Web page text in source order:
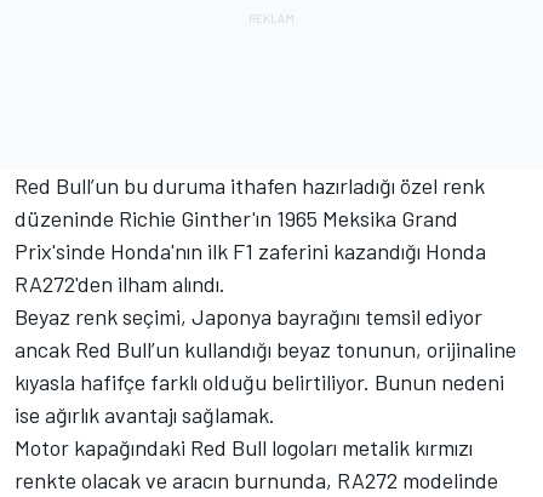
Red Bull’un bu duruma ithafen hazırladığı özel renk
düzeninde Richie Ginther'ın 1965 Meksika Grand
Prix'sinde Honda'nın ilk F1 zaferini kazandığı Honda
RA272'den ilham alındı.
Beyaz renk seçimi, Japonya bayrağını temsil ediyor
ancak Red Bull’un kullandığı beyaz tonunun, orijinaline
kıyasla hafifçe farklı olduğu belirtiliyor. Bunun nedeni
ise ağırlık avantajı sağlamak.
Motor kapağındaki Red Bull logoları metalik kırmızı
renkte olacak ve aracın burnunda, RA272 modelinde